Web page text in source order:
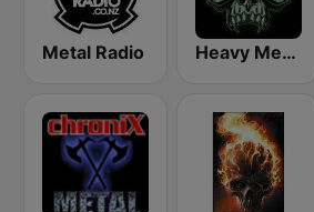
Metal Radio Heavy Metal Radio